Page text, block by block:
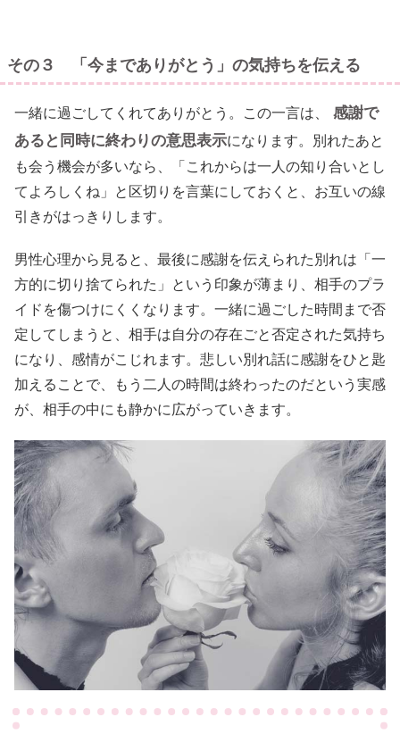
その３ 「今までありがとう」の気持ちを伝える
一緒に過ごしてくれてありがとう。この一言は、
感謝で
あると同時に終わりの意思表示になります。別れたあと
も会う機会が多いなら、「これからは一人の知り合いとし
てよろしくね」と区切りを言葉にしておくと、お互いの線
引きがはっきりします。
男性心理から見ると、最後に感謝を伝えられた別れは「一
方的に切り捨てられた」という印象が薄まり、相手のプラ
イドを傷つけにくくなります。一緒に過ごした時間まで否
定してしまうと、相手は自分の存在ごと否定された気持ち
になり、感情がこじれます。悲しい別れ話に感謝をひと匙
加えることで、もう二人の時間は終わったのだという実感
が、相手の中にも静かに広がっていきます。